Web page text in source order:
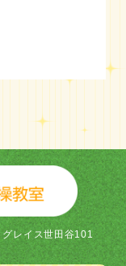
レイス世田谷101